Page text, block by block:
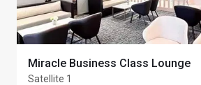
Miracle Business Class Lounge
Satellite 1